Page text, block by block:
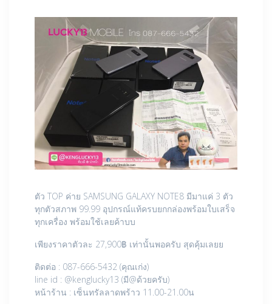
ตัว TOP ค่าย SAMSUNG GALAXY NOTE8 มีมาแค่ 3 ตัว
ทุกตัวสภาพ 99.99 อุปกรณ์แท้ครบยกกล่องพร้อมใบเสร็จ
ทุกเครื่อง พร้อมใช้เลยค้าบบ
เพียงราคาตัวละ 27,900฿ เท่านั้นพอครับ สุดคุ้มเลยย
ติดต่อ : 087-666-5432 (คุณเก่ง)
line id : @kenglucky13 (มี@ด้วยครับ)
หน้าร้าน : เซ็นทรัลลาดพร้าว 11.00-21.00น